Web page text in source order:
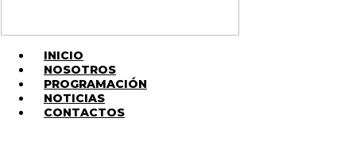
INICIO
NOSOTROS
PROGRAMACIÓN
NOTICIAS
CONTACTOS